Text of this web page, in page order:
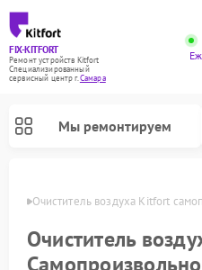
FIX-KITFORT
Ремонт устройств Kitfort
Специализированный
cервисный центр г.Самара
Мы ремонтируем
Очиститель воздуха Kitfort
Очиститель